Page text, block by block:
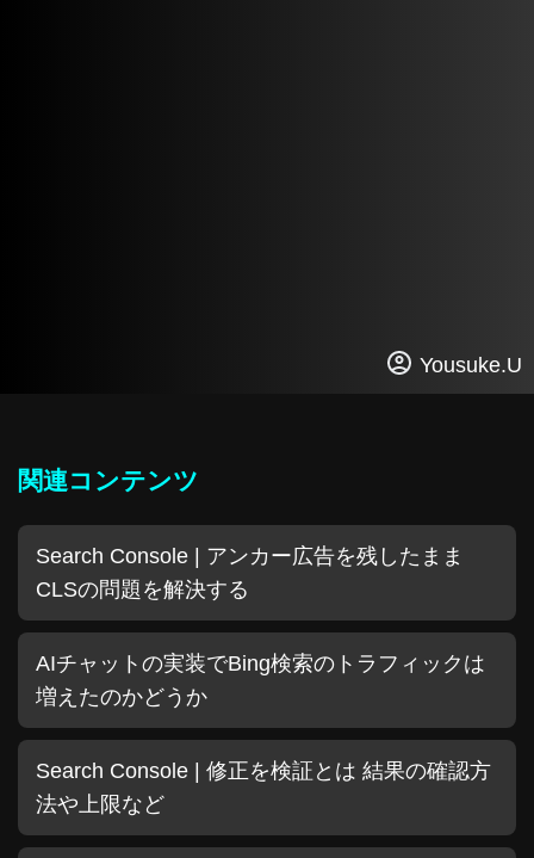
Yousuke.U
関連コンテンツ
Search Console | アンカー広告を残したまま
CLSの問題を解決する
AIチャットの実装でBing検索のトラフィックは
増えたのかどうか
Search Console | 修正を検証とは 結果の確認方
法や上限など